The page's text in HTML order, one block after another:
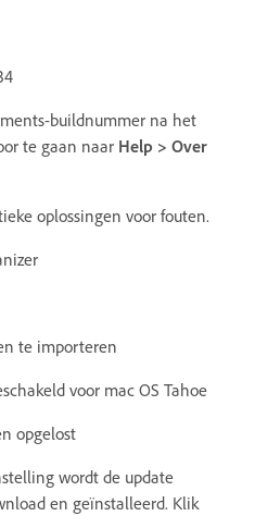
buildnummer na het
te gaan naar Help > Over
oplossingen voor fouten.
te importeren
voor mac OS Tahoe
opgelost
wordt de update
en geïnstalleerd. Klik